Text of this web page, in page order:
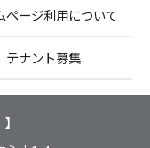
ページ利用について
テナント募集